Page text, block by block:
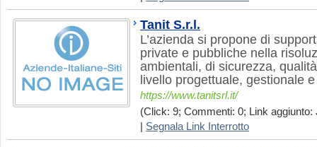
Tanit S.r.l.
L’azienda si propone di
private e pubbliche nella
ambientali, di sicurezza,
livello progettuale, gestionale
https://www.tanitsrl.it/
(Click: 9; Commenti: 0; Link aggiunto:
Segnala Link Interrotto